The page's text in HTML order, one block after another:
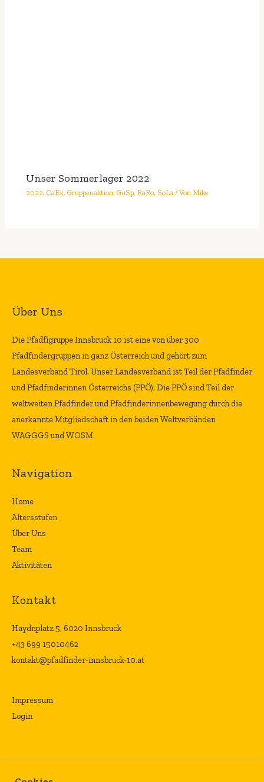
Unser Sommerlager 2022
2022,CaEx,Gruppenaktion,GuSp, RaRo, SoLa / Von Mike
Über Uns
Die Pfadfigruppe Innsbruck 10 ist eine von über 300
Pfadfindergruppen in ganz Österreich und gehört zum
Landesverband Tirol. Unser Landesverband ist Teil der Pfadfinder
und Pfadfinderinnen Österreichs (PPÖ). Die PPÖ sind Teil der
weltweiten Pfadfinder und Pfadfinderinnenbewegung durch die
anerkannte Mitgliedschaft in den beiden Weltverbänden
WAGGGS und WOSM.
Navigation
Home
Altersstufen
Über Uns
Team
Aktivitäten
Kontakt
Haydnplatz 5, 6020 Innsbruck
+43 699 15010462
kontakt@pfadfinder-innsbruck-10.at
Impressum
Login